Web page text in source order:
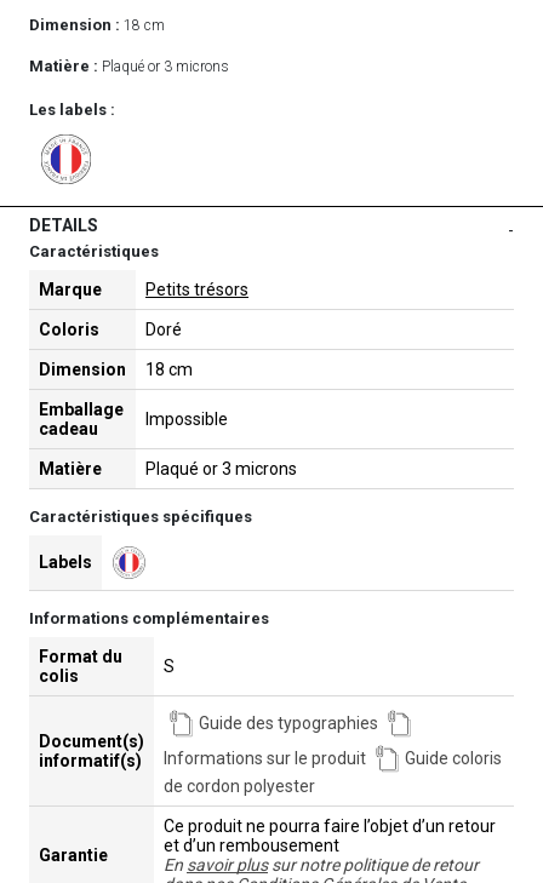
Dimension : 18 cm
Matière : Plaqué or 3 microns
Les labels :
DETAILS -
Caractéristiques
Marque Petits trésors
Coloris Doré
Dimension 18 cm
Emballage
cadeau
Impossible
Matière Plaqué or 3 microns
Caractéristiques spécifiques
Labels
Informations complémentaires
Format du
colis
S
Document(s)
informatif(s)
Guide des typographies
Informations sur le produit
Guide coloris
de cordon polyester
Garantie
Ce produit ne pourra faire l’objet d’un retour
et d’un rembousement
En savoir plussur notre politique de retour